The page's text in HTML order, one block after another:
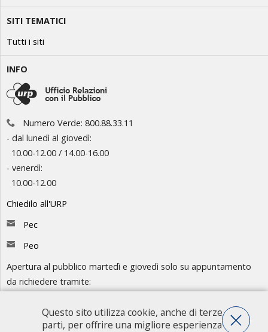
SITI TEMATICI
Tutti i siti
INFO
Numero Verde: 800.88.33.11
- dal lunedì al giovedì:
10.00-12.00 / 14.00-16.00
- venerdì:
10.00-12.00
Chiedilo all'URP
Pec
Peo
Apertura al pubblico martedì e giovedì solo su appuntamento
da richiedere tramite:
- Numero Verde: 800.88.33.11
Questo sito utilizza cookie, anche di terze
parti, per offrire una migliore esperienza